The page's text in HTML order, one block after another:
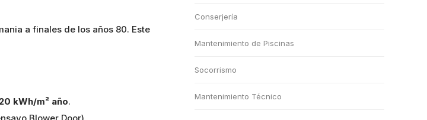
a finales de los años 80. Este
kWh/m² año.
Blower Door).
Conserjería
Mantenimiento de Piscinas
Socorrismo
Mantenimiento Técnico